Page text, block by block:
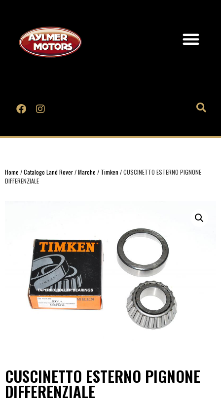
Home /Catalogo Land Rover/Marche / Timken / CUSCINETTO ESTERNO PIGNONE
DIFFERENZIALE
CUSCINETTO ESTERNO PIGNONE
DIFFERENZIALE